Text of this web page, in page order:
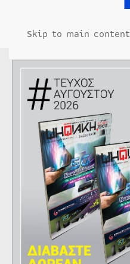
Skip to main content